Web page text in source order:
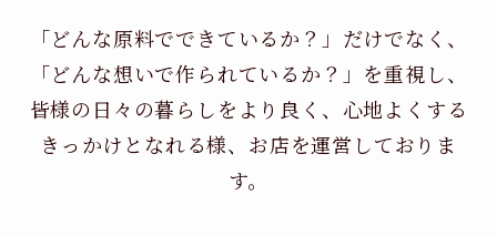
「どんな原料でできているか？」だけでなく、
「どんな想いで作られているか？」を重視し、
皆様の日々の暮らしをより良く、心地よくする
きっかけとなれる様、お店を運営しておりま
す。